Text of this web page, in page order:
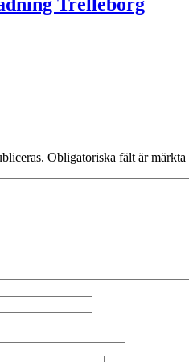
Obligatoriska fält är märkta